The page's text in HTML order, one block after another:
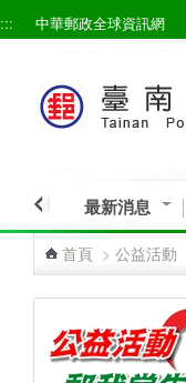
跳到主要內容區塊
::: 中華郵政全球資訊網
最新消息
首頁 > 公益活動